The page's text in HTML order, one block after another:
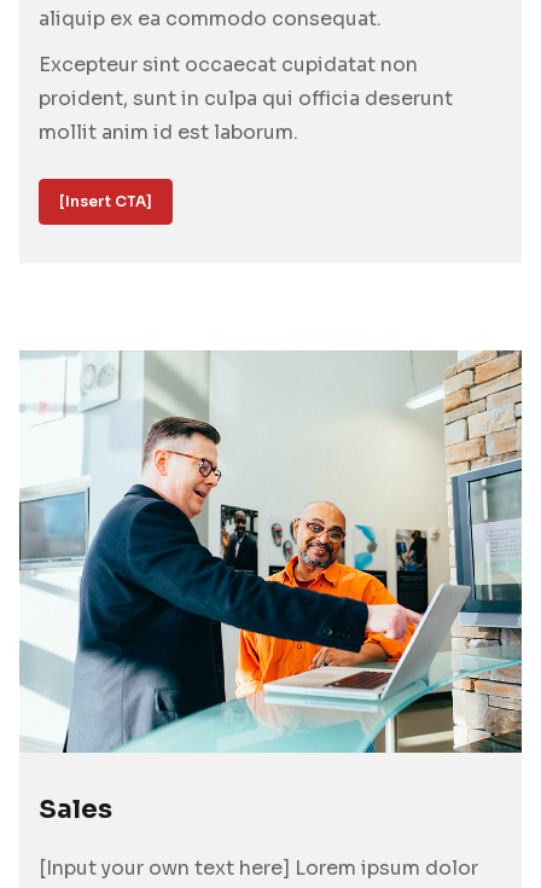
aliquip ex ea commodo consequat.
Excepteur sint occaecat cupidatat non
proident, sunt in culpa qui officia deserunt
mollit anim id est laborum.
[Insert CTA]
Sales
[Input your own text here] Lorem ipsum dolor